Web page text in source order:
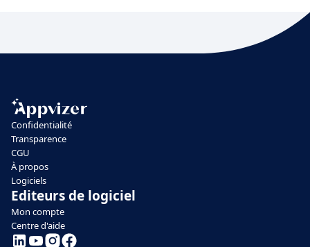
Confidentialité
Transparence
CGU
À propos
Logiciels
Editeurs de logiciel
Mon compte
Centre d'aide